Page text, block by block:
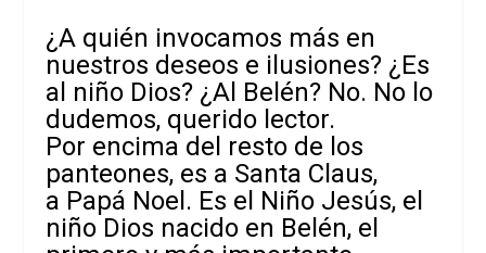
¿A quién invocamos más en
nuestros deseos e ilusiones? ¿Es
al niño Dios? ¿Al Belén? No. No lo
dudemos, querido lector.
Por encima del resto de los
panteones, es a Santa Claus,
a Papá Noel. Es el Niño Jesús, el
niño Dios nacido en Belén, el